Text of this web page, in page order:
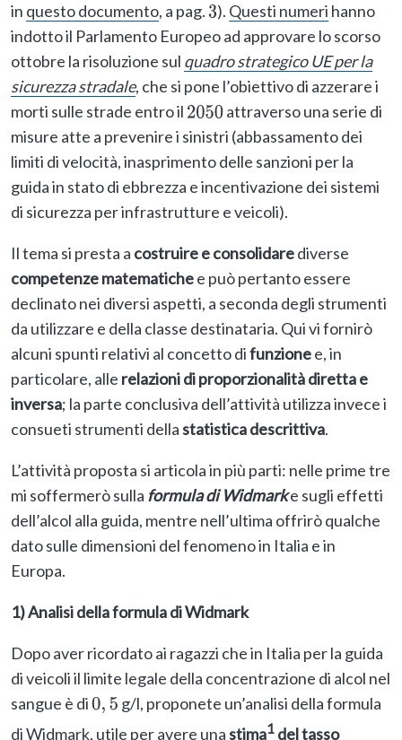
in questo documento, a pag. 3). Questi numeri hanno
indotto il Parlamento Europeo ad approvare lo scorso
ottobre la risoluzione sul quadro strategico UE per la
sicurezza stradale, che si pone l’obiettivo di azzerare i
morti sulle strade entro il 2050 attraverso una serie di
misure atte a prevenire i sinistri (abbassamento dei
limiti di velocità, inasprimento delle sanzioni per la
guida in stato di ebbrezza e incentivazione dei sistemi
di sicurezza per infrastrutture e veicoli).
Il tema si presta a costruire e consolidarediverse
competenze matematichee può pertanto essere
declinato nei diversi aspetti, a seconda degli strumenti
da utilizzare e della classe destinataria. Qui vi fornirò
alcuni spunti relativi al concetto difunzionee, in
particolare, alle relazioni di proporzionalità diretta e
inversa; la parte conclusiva dell’attività utilizza invece i
consueti strumenti dellastatistica descrittiva.
L’attività proposta si articola in più parti: nelle prime tre
mi soffermerò sulla formula di Widmarke sugli effetti
dell’alcol alla guida, mentre nell’ultima offrirò qualche
dato sulle dimensioni del fenomeno in Italia e in
Europa.
1) Analisi della formula di Widmark
Dopo aver ricordato ai ragazzi che in Italia per la guida
di veicoli il limite legale della concentrazione di alcol nel
sangue è di0,5 g/l, proponete un’analisi della formula
di Widmark, utile per avere unastima1 del tasso